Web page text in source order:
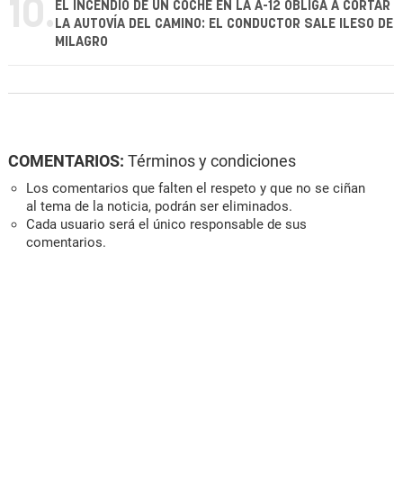
10. EL INCENDIO DE UN COCHE EN LA A-12 OBLIGA A CORTAR
LA AUTOVÍA DEL CAMINO: EL CONDUCTOR SALE ILESO DE
MILAGRO
COMENTARIOS: Términos y condiciones
Los comentarios que falten el respeto y que no se ciñan
al tema de la noticia, podrán ser eliminados.
Cada usuario será el único responsable de sus
comentarios.